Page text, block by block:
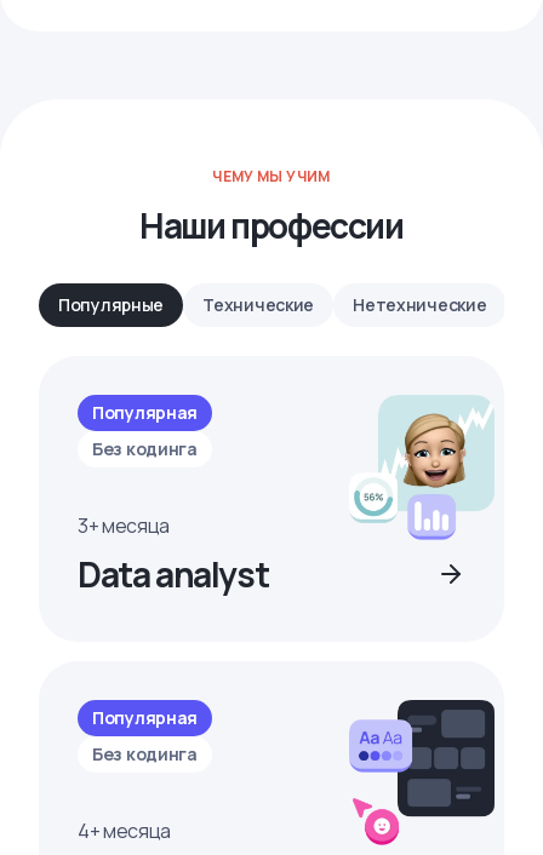
ЧЕМУ МЫ УЧИМ
Наши профессии
Популярные Технические Нетехнические
Популярная
Без кодинга
3+ месяца
Data analyst
Популярная
Без кодинга
4+ месяца